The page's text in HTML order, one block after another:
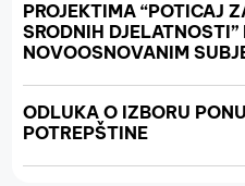
PROJEKTIMA “POTICAJ
SRODNIH DJELATNOSTI”
NOVOOSNOVANIM
ODLUKA O IZBORU
POTREPŠTINE